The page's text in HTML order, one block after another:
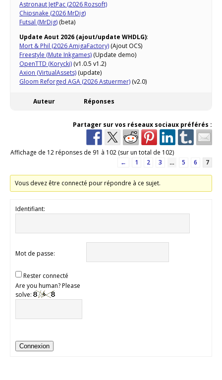
Astronaut JetPac (2026 Rozsoft)
Chipsnake (2026 MrDig)
Futsal (MrDig) (beta)
Update Aout 2026 (ajout/update WHDLG):
Mort & Phil (2026 AmigaFactory) (Ajout OCS)
Freestyle (Mute Inkgames) (Update demo)
OpenTTD (Korycki) (v1.0.5 v1.2)
Axion (VirtualAssets) (update)
Gloom Reforged AGA (2026 Astuermer) (v2.0)
Auteur Réponses
Partager sur vos réseaux sociaux préférés :
Affichage de 12 réponses de 91 à 102 (sur un total de 102)
←
1 2 3 … 5 6 7
Vous devez être connecté pour répondre à ce sujet.
Identifiant:
Mot de passe:
Rester connecté
Are you human? Please
solve:
Connexion